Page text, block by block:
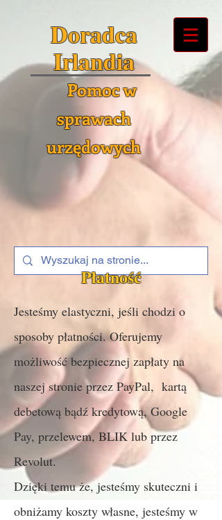
Doradca
Irlandia
Pomoc w
sprawach
urzędowych
Płatność
Jesteśmy elastyczni, jeśli chodzi o
sposoby płatności. Oferujemy
możliwość bezpiecznej zapłaty na
naszej stronie przez PayPal, kartą
debetową bądź kredytową, Google
Pay, przelewem, BLIK lub przez
Revolut.
Dzięki temu że, jesteśmy skuteczni i
obniżamy koszty własne, jesteśmy w